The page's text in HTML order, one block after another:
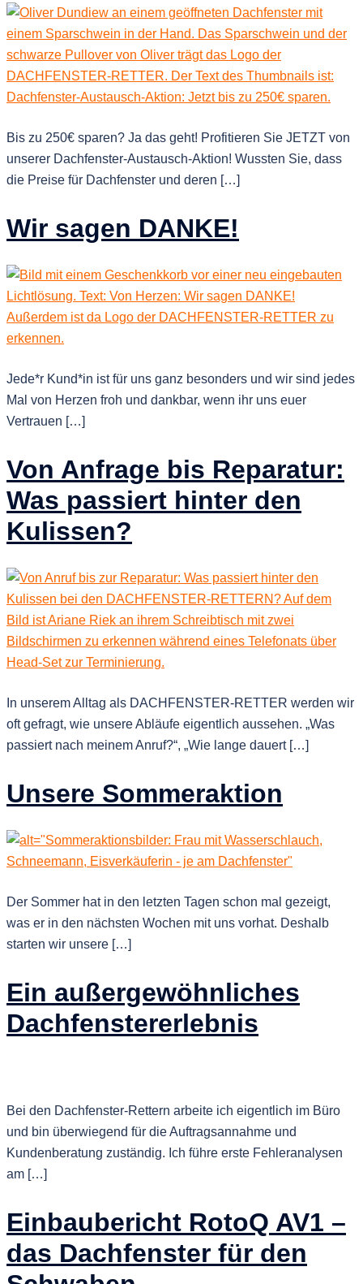
Bis zu 250€ sparen? Ja das geht! Profitieren Sie JETZT von
unserer Dachfenster-Austausch-Aktion! Wussten Sie, dass
die Preise für Dachfenster und deren […]
Wir sagen DANKE!
Jede*r Kund*in ist für uns ganz besonders und wir sind jedes
Mal von Herzen froh und dankbar, wenn ihr uns euer
Vertrauen […]
Von Anfrage bis Reparatur:
Was passiert hinter den
Kulissen?
In unserem Alltag als DACHFENSTER-RETTER werden wir
oft gefragt, wie unsere Abläufe eigentlich aussehen. „Was
passiert nach meinem Anruf?“, „Wie lange dauert […]
Unsere Sommeraktion
Der Sommer hat in den letzten Tagen schon mal gezeigt,
was er in den nächsten Wochen mit uns vorhat. Deshalb
starten wir unsere […]
Ein außergewöhnliches
Dachfenstererlebnis
Bei den Dachfenster-Rettern arbeite ich eigentlich im Büro
und bin überwiegend für die Auftragsannahme und
Kundenberatung zuständig. Ich führe erste Fehleranalysen
am […]
Einbaubericht RotoQ AV1 –
das Dachfenster für den